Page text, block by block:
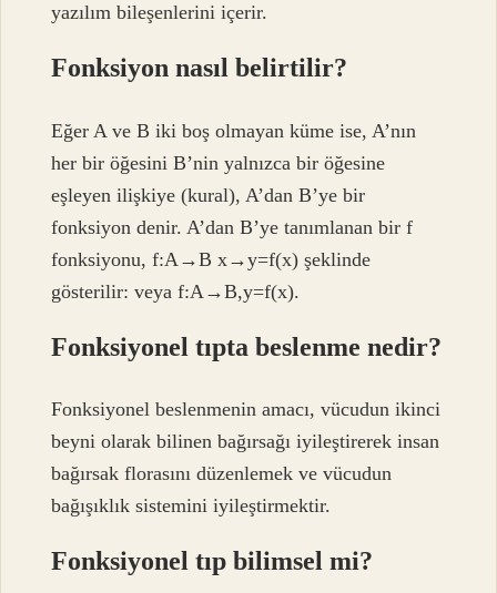
yazılım bileşenlerini içerir.
Fonksiyon nasıl belirtilir?
Eğer A ve B iki boş olmayan küme ise, A’nın
her bir öğesini B’nin yalnızca bir öğesine
eşleyen ilişkiye (kural), A’dan B’ye bir
fonksiyon denir. A’dan B’ye tanımlanan bir f
fonksiyonu, f:A→B x→y=f(x) şeklinde
gösterilir: veya f:A→B,y=f(x).
Fonksiyonel tıpta beslenme nedir?
Fonksiyonel beslenmenin amacı, vücudun ikinci
beyni olarak bilinen bağırsağı iyileştirerek insan
bağırsak florasını düzenlemek ve vücudun
bağışıklık sistemini iyileştirmektir.
Fonksiyonel tıp bilimsel mi?